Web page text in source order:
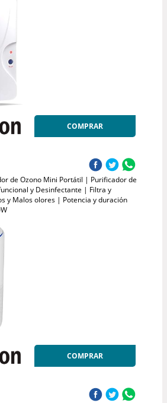
COMPRAR
de Ozono Mini Portátil | Purificador de
y Desinfectante | Filtra y
y Malos olores | Potencia y duración
COMPRAR